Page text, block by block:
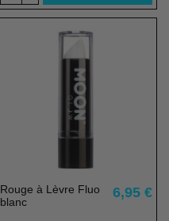
Rouge à Lèvre Fluo
blanc
6,95 €